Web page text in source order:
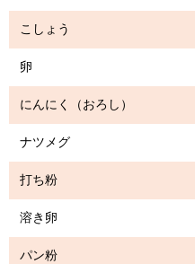
こしょ
卵
にんにく（おろ
ナツメ
打ち粉
溶き卵
パン粉